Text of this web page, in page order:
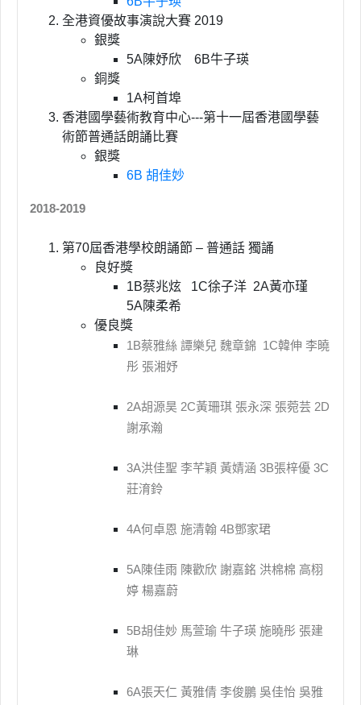
全港資優故事演說大賽 2019
銀獎
5A陳妤欣 6B牛子瑛
銅獎
1A柯首埠
香港國學藝術教育中心---第十一屆香港國學藝
術節普通話朗誦比賽
銀獎
6B 胡佳妙
2018-2019
第70屆香港學校朗誦節 – 普通話 獨誦
良好獎
1B蔡兆炫 1C徐子洋 2A黃亦瑾
5A陳柔希
優良獎
1B蔡雅絲 譚樂兒 魏章錦 1C韓伸 李曉
彤 張湘妤
2A胡源昊 2C黃珊琪 張永深 張菀芸 2D
謝承瀚
3A洪佳聖 李芊穎 黃婧涵 3B張梓優 3C
莊淯鈴
4A何卓恩 施清翰 4B鄧家珺
5A陳佳雨 陳歡欣 謝嘉銘 洪棉棉 高栩
婷 楊嘉蔚
5B胡佳妙 馬萱瑜 牛子瑛 施曉彤 張建
琳
6A張天仁 黃雅倩 李俊鵬 吳佳怡 吳雅